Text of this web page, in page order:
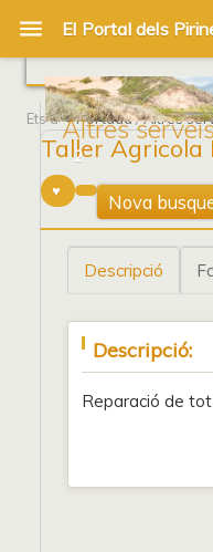
Altres
Ets a Portada/Altres
Taller Agricola
2
Nova
Descripció
Descripció:
Reparació de